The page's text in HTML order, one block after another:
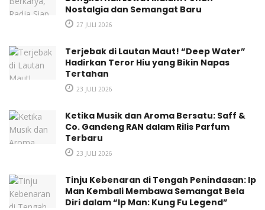
utamaPOCARI SWEAT RUN INDONESIA 2023,
Konferensi pers yang dibawakan
bersama narasumber dan beberapa publik figur diantaranya
Alya Rohali
Agus Prayogo, dan lainnya. Hal ini dilakukan
untuk mengajak masyarakat Indonesia tetap bergerak dan
Nostalgia dan Semangat Baru
27 JULI 2026
Terjebak di Lautan Maut! “Deep Water”
Hadirkan Teror Hiu yang Bikin Napas
Tertahan
23 JULI 2026
Ketika Musik dan Aroma Bersatu: Saff &
Co. Gandeng RAN dalam Rilis Parfum
Terbaru
23 JULI 2026
Tinju Kebenaran di Tengah Penindasan: Ip
Man Kembali Membawa Semangat Bela
Diri dalam “Ip Man: Kung Fu Legend”